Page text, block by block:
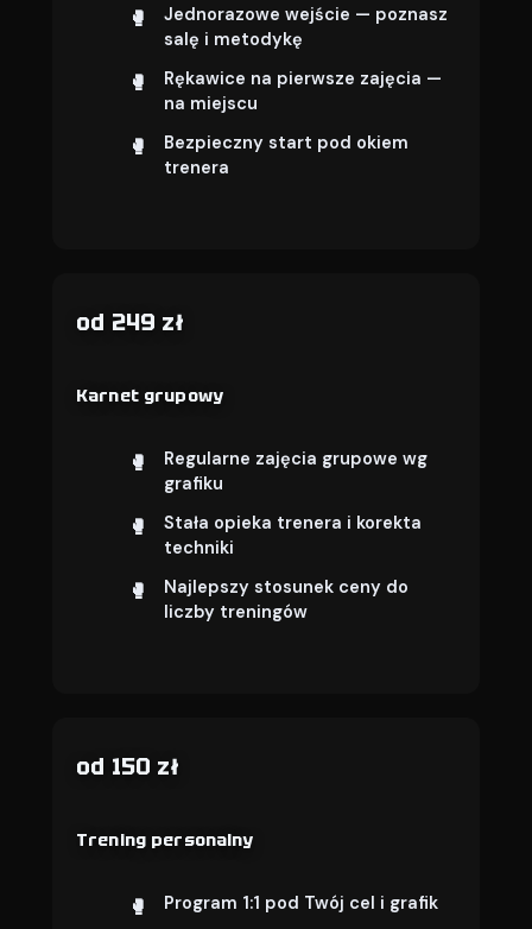
Jednorazowe wejście — poznasz
salę i metodykę
Rękawice na pierwsze zajęcia —
na miejscu
Bezpieczny start pod okiem
trenera
od 249 zł
Karnet grupowy
Regularne zajęcia grupowe wg
grafiku
Stała opieka trenera i korekta
techniki
Najlepszy stosunek ceny do
liczby treningów
od 150 zł
Trening personalny
Program 1:1 pod Twój cel i grafik